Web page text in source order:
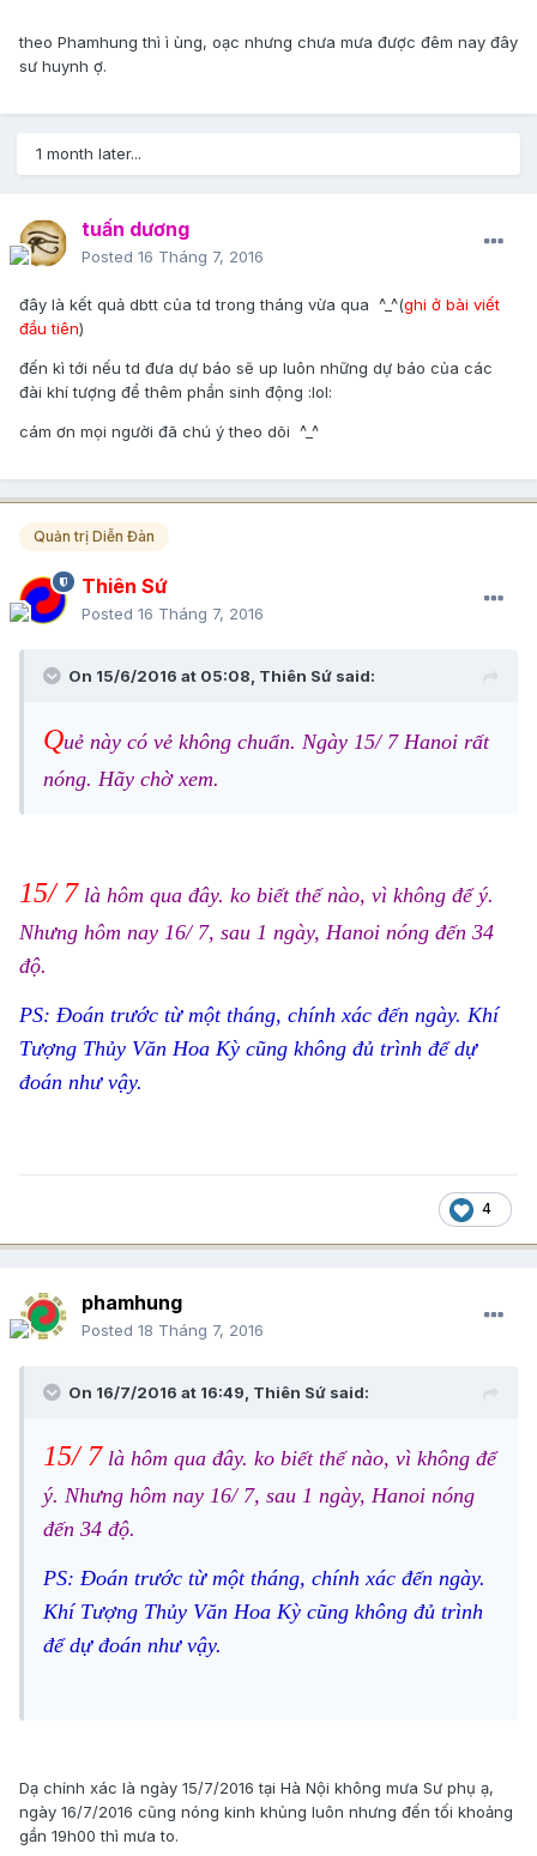
theo Phamhung thì ì ùng, oạc nhưng chưa mưa được đêm nay đây
sư huynh ợ.
1 month later...
tuấn dương
Posted 16 Tháng 7, 2016
đây là kết quả dbtt của td trong tháng vừa qua ^_^(ghi ở bài viết
đầu tiên)
đến kì tới nếu td đưa dự báo sẽ up luôn những dự báo của các
đài khí tượng để thêm phần sinh động :lol:
cám ơn mọi người đã chú ý theo dõi ^_^
Quản trị Diễn Đàn
Thiên Sứ
Posted 16 Tháng 7, 2016
On 15/6/2016 at 05:08, Thiên Sứ said:
Quẻ này có vẻ không chuẩn. Ngày 15/ 7 Hanoi rất
nóng. Hãy chờ xem.
15/ 7 là hôm qua đây. ko biết thế nào, vì không để ý.
Nhưng hôm nay 16/ 7, sau 1 ngày, Hanoi nóng đến 34
độ.
PS: Đoán trước từ một tháng, chính xác đến ngày. Khí
Tượng Thủy Văn Hoa Kỳ cũng không đủ trình để dự
đoán như vậy.
4
phamhung
Posted 18 Tháng 7, 2016
On 16/7/2016 at 16:49, Thiên Sứ said:
15/ 7 là hôm qua đây. ko biết thế nào, vì không để
ý. Nhưng hôm nay 16/ 7, sau 1 ngày, Hanoi nóng
đến 34 độ.
PS: Đoán trước từ một tháng, chính xác đến ngày.
Khí Tượng Thủy Văn Hoa Kỳ cũng không đủ trình
để dự đoán như vậy.
Dạ chính xác là ngày 15/7/2016 tại Hà Nội không mưa Sư phụ ạ,
ngày 16/7/2016 cũng nóng kinh khủng luôn nhưng đến tối khoảng
gần 19h00 thì mưa to.